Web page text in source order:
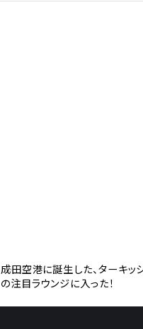
成田空港に誕生した、ターキッ
の注目ラウンジに入った！